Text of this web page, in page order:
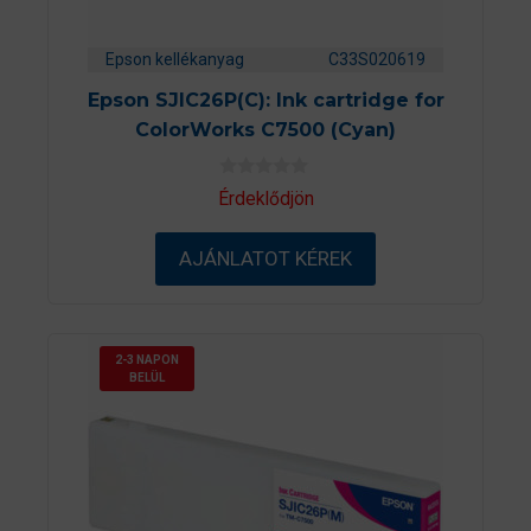
Epson kellékanyag C33S020619
Epson SJIC26P(C): Ink cartridge for
ColorWorks C7500 (Cyan)
0
a
-
ő
Érdeklődjön
AJÁNLATOT KÉREK
2-3 NAPON
BELÜL